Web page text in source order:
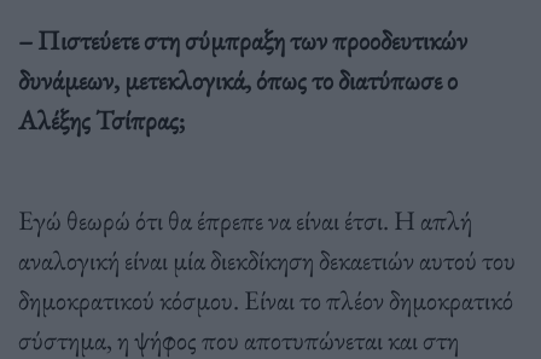
– Πιστεύετε στη σύμπραξη των προοδευτικών
δυνάμεων, μετεκλογικά, όπως το διατύπωσε ο
Αλέξης Τσίπρας;
Εγώ θεωρώ ότι θα έπρεπε να είναι έτσι. Η απλή
αναλογική είναι μία διεκδίκηση δεκαετιών αυτού του
δημοκρατικού κόσμου. Είναι το πλέον δημοκρατικό
σύστημα, η ψήφος που αποτυπώνεται και στη